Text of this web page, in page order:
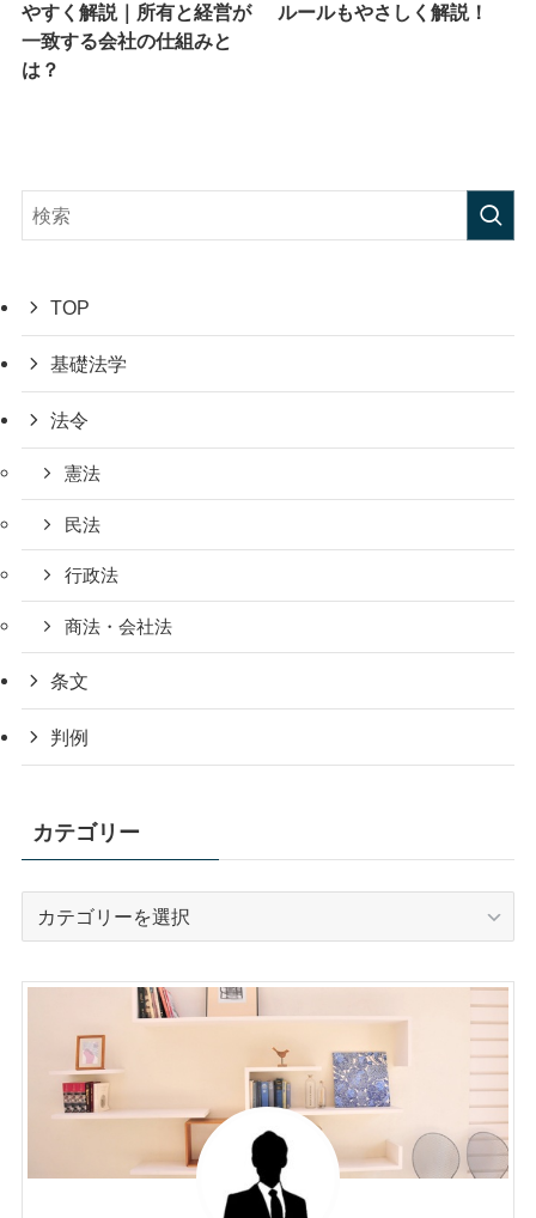
やすく解説｜所有と経営が
一致する会社の仕組みと
は？
ルールもやさしく解説！
TOP
基礎法学
法令
憲法
民法
行政法
商法・会社法
条文
判例
カテゴリー